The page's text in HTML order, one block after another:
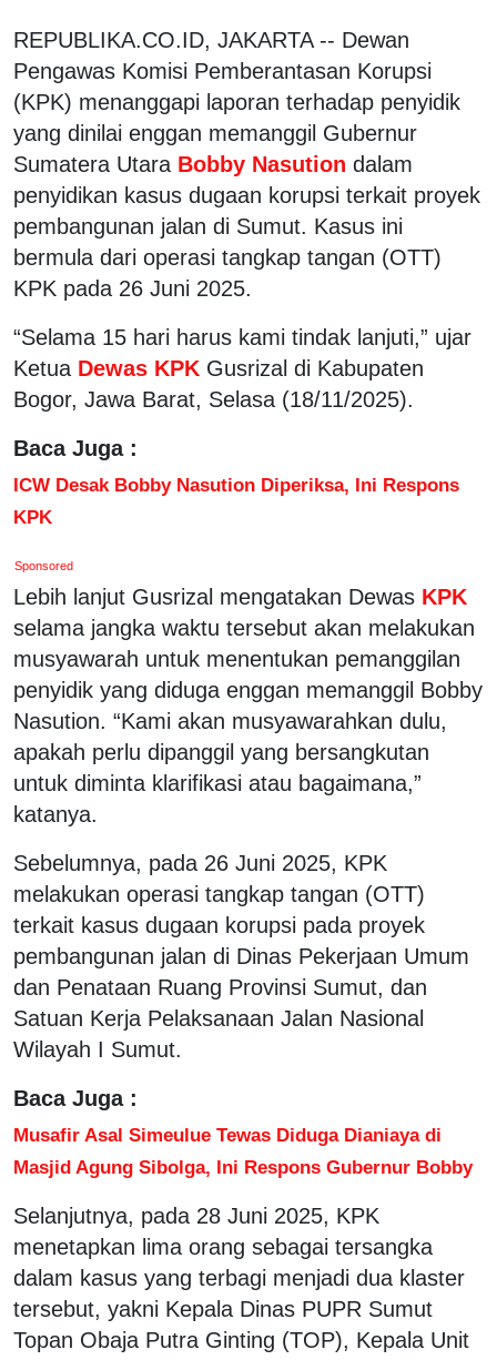
REPUBLIKA.CO.ID, JAKARTA -- Dewan
Pengawas Komisi Pemberantasan Korupsi
(KPK) menanggapi laporan terhadap penyidik
yang dinilai enggan memanggil Gubernur
Sumatera Utara Bobby Nasution dalam
penyidikan kasus dugaan korupsi terkait proyek
pembangunan jalan di Sumut. Kasus ini
bermula dari operasi tangkap tangan (OTT)
KPK pada 26 Juni 2025.
“Selama 15 hari harus kami tindak lanjuti,” ujar
Ketua Dewas KPK Gusrizal di Kabupaten
Bogor, Jawa Barat, Selasa (18/11/2025).
Baca Juga :
ICW Desak Bobby Nasution Diperiksa, Ini Respons
KPK
Sponsored
Lebih lanjut Gusrizal mengatakan Dewas KPK
selama jangka waktu tersebut akan melakukan
musyawarah untuk menentukan pemanggilan
penyidik yang diduga enggan memanggil Bobby
Nasution. “Kami akan musyawarahkan dulu,
apakah perlu dipanggil yang bersangkutan
untuk diminta klarifikasi atau bagaimana,”
katanya.
Sebelumnya, pada 26 Juni 2025, KPK
melakukan operasi tangkap tangan (OTT)
terkait kasus dugaan korupsi pada proyek
pembangunan jalan di Dinas Pekerjaan Umum
dan Penataan Ruang Provinsi Sumut, dan
Satuan Kerja Pelaksanaan Jalan Nasional
Wilayah I Sumut.
Baca Juga :
Musafir Asal Simeulue Tewas Diduga Dianiaya di
Masjid Agung Sibolga, Ini Respons Gubernur Bobby
Selanjutnya, pada 28 Juni 2025, KPK
menetapkan lima orang sebagai tersangka
dalam kasus yang terbagi menjadi dua klaster
tersebut, yakni Kepala Dinas PUPR Sumut
Topan Obaja Putra Ginting (TOP), Kepala Unit